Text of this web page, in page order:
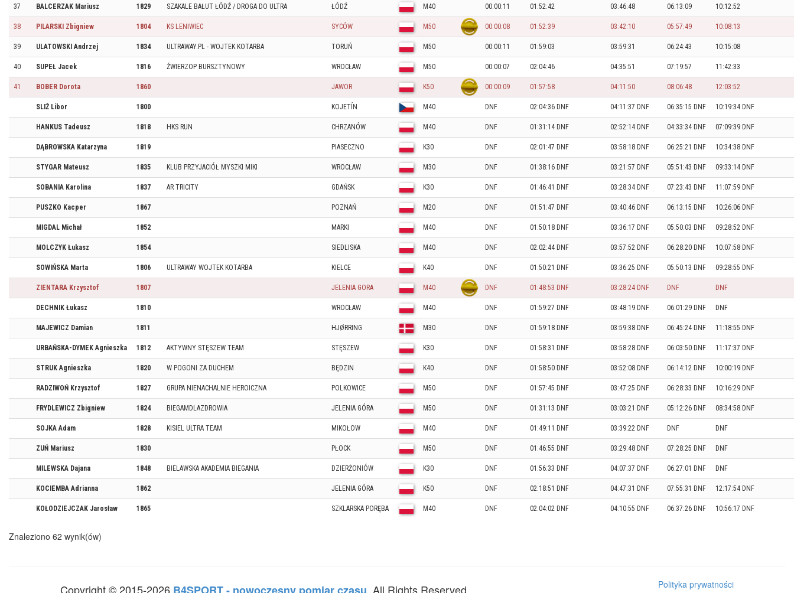
37 BALCERZAK Mariusz 1829 SZAKALE BAŁUT ŁÓDŹ / DROGA DO ULTRA ŁÓDŹ M40 00:00:11 01:52:42 03:46:48 06:13:09 10:12:52
38 PILARSKI Zbigniew 1804 KS LENIWIEC SYCÓW M50 00:00:08 01:52:39 03:42:10 05:57:49 10:08:13
39 ULATOWSKI Andrzej 1834 ULTRAWAY.PL - WOJTEK KOTARBA TORUŃ M50 00:00:11 01:59:03 03:59:31 06:24:43 10:15:08
40 SUPEŁ Jacek 1816 ŹWIERZOP BURSZTYNOWY WROCŁAW M50 00:00:07 02:04:46 04:35:51 07:19:57 11:42:33
41 BOBER Dorota 1860 JAWOR K50 00:00:09 01:57:58 04:11:50 08:06:48 12:03:52
SLIŽ Libor 1800 KOJETÍN M40 DNF 02:04:36 DNF 04:11:37 DNF 06:35:15 DNF 10:19:34 DNF
HANKUS Tadeusz 1818 HKS RUN CHRZANÓW M40 DNF 01:31:14 DNF 02:52:14 DNF 04:33:34 DNF 07:09:39 DNF
DĄBROWSKA Katarzyna 1819 PIASECZNO K30 DNF 02:01:47 DNF 03:58:18 DNF 06:25:21 DNF 10:34:38 DNF
STYGAR Mateusz 1835 KLUB PRZYJACIÓŁ MYSZKI MIKI WROCŁAW M30 DNF 01:38:16 DNF 03:21:57 DNF 05:51:43 DNF 09:33:14 DNF
SOBANIA Karolina 1837 AR TRICITY GDAŃSK K30 DNF 01:46:41 DNF 03:28:34 DNF 07:23:43 DNF 11:07:59 DNF
PUSZKO Kacper 1867 POZNAŃ M20 DNF 01:51:47 DNF 03:40:46 DNF 06:13:15 DNF 10:26:06 DNF
MIGDAL Michał 1852 MARKI M40 DNF 01:50:18 DNF 03:36:17 DNF 05:50:03 DNF 09:28:52 DNF
MOLCZYK Łukasz 1854 SIEDLISKA M40 DNF 02:02:44 DNF 03:57:52 DNF 06:28:20 DNF 10:07:58 DNF
SOWIŃSKA Marta 1806 ULTRAWAY WOJTEK KOTARBA KIELCE K40 DNF 01:50:21 DNF 03:36:25 DNF 05:50:13 DNF 09:28:55 DNF
ZIENTARA Krzysztof 1807 JELENIA GORA M40 DNF 01:48:53 DNF 03:28:24 DNF DNF DNF
DECHNIK Łukasz 1810 WROCŁAW M40 DNF 01:59:27 DNF 03:48:19 DNF 06:01:29 DNF DNF
MAJEWICZ Damian 1811 HJØRRING M30 DNF 01:59:18 DNF 03:59:38 DNF 06:45:24 DNF 11:18:55 DNF
URBAŃSKA-DYMEK Agnieszka 1812 AKTYWNY STĘSZEW TEAM STĘSZEW K30 DNF 01:58:31 DNF 03:58:28 DNF 06:03:50 DNF 11:17:37 DNF
STRUK Agnieszka 1820 W POGONI ZA DUCHEM BĘDZIN K40 DNF 01:58:50 DNF 03:52:08 DNF 06:14:12 DNF 10:00:19 DNF
RADZIWOŃ Krzysztof 1827 GRUPA NIENACHALNIE HEROICZNA POLKOWICE M50 DNF 01:57:45 DNF 03:47:25 DNF 06:28:33 DNF 10:16:29 DNF
FRYDLEWICZ Zbigniew 1824 BIEGAMDLAZDROWIA JELENIA GÓRA M50 DNF 01:31:13 DNF 03:03:21 DNF 05:12:26 DNF 08:34:58 DNF
SOJKA Adam 1828 KISIEL ULTRA TEAM MIKOŁOW M40 DNF 01:49:11 DNF 03:39:22 DNF DNF DNF
ZUŃ Mariusz 1830 PŁOCK M50 DNF 01:46:55 DNF 03:29:48 DNF 07:28:25 DNF DNF
MILEWSKA Dajana 1848 BIELAWSKA AKADEMIA BIEGANIA DZIERŻONIÓW K30 DNF 01:56:33 DNF 04:07:37 DNF 06:27:01 DNF DNF
KOCIEMBA Adrianna 1862 JELENIA GÓRA K50 DNF 02:18:51 DNF 04:47:31 DNF 07:55:31 DNF 12:17:54 DNF
KOŁODZIEJCZAK Jarosław 1865 SZKLARSKA PORĘBA M40 DNF 02:04:02 DNF 04:10:55 DNF 06:37:26 DNF 10:56:17 DNF
Znaleziono 62 wynik(ów)
Copyright © 2015-2026 . All Rights Reserved. Polityka prywatności